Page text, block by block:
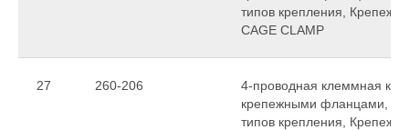
типов крепления,
CAGE CLAMP
27 260-206
4-проводная клеммная
крепежными фланцами,
типов крепления,